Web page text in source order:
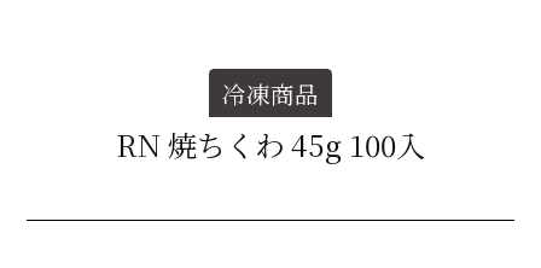
美味しい安心
商品・開発
冷凍商品
RN 焼ちくわ 45g 100入